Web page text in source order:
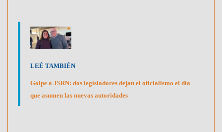
LEÉ TAMBIÉN
Golpe a JSRN: dos legisladores dejan el oficialismo el día
que asumen las nuevas autoridades